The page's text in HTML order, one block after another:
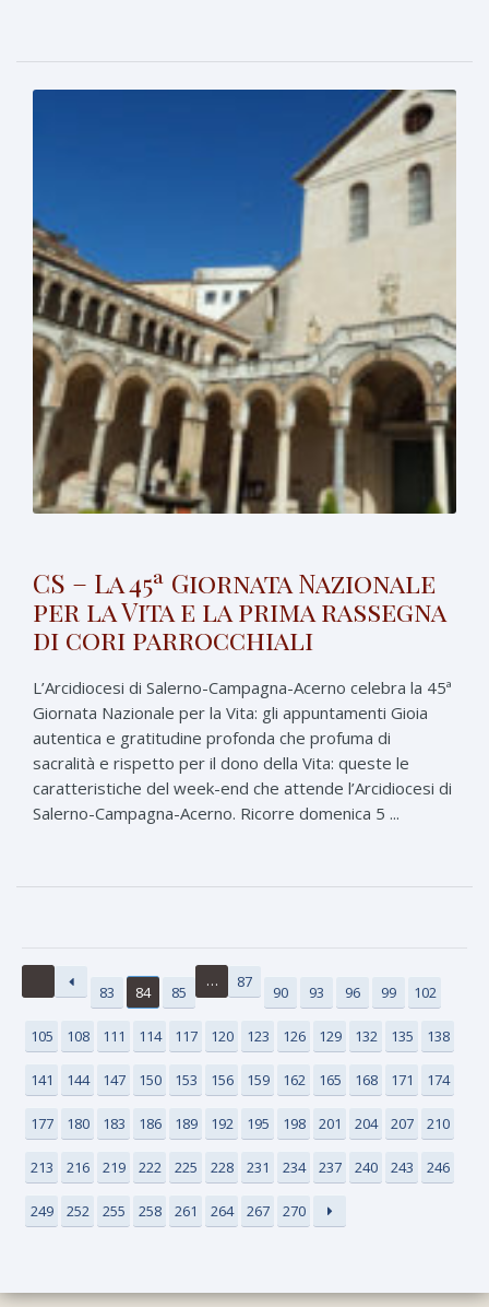
CS – La 45ª Giornata Nazionale
per la Vita e la prima rassegna
di cori parrocchiali
L’Arcidiocesi di Salerno-Campagna-Acerno celebra la 45ª
Giornata Nazionale per la Vita: gli appuntamenti Gioia
autentica e gratitudine profonda che profuma di
sacralità e rispetto per il dono della Vita: queste le
caratteristiche del week-end che attende l’Arcidiocesi di
Salerno-Campagna-Acerno. Ricorre domenica 5 ...
83 84 85
… 87
90 93 96 99 102
105 108 111 114 117 120 123 126 129 132 135 138
141 144 147 150 153 156 159 162 165 168 171 174
177 180 183 186 189 192 195 198 201 204 207 210
213 216 219 222 225 228 231 234 237 240 243 246
249 252 255 258 261 264 267 270